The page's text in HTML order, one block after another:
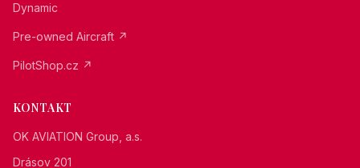
Dynamic
Pre-owned Aircraft ↗
PilotShop.cz ↗
KONTAKT
OK AVIATION Group, a.s.
Drásov 201